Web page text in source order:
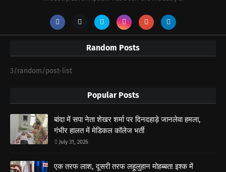
Random Posts
3/random/post-list
Popular Posts
बांदा में सपा नेता शेखर शर्मा पर दिनदहाड़े जानलेवा हमला,
गंभीर हालत में मेडिकल कॉलेज भर्ती
July 31, 2026
एक तरफ लाश, दूसरी तरफ लहूलुहान मोहब्बत! इश्क में